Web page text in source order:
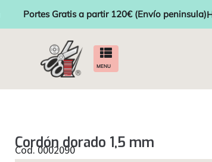
Portes Gratis a partir 120€ (Envío peninsula)
MENU
Cordón dorado 1,5 mm
Cod. 0002090